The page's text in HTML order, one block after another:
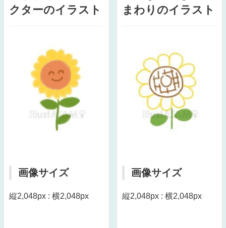
クターのイラスト
画像サイズ
縦2,048px : 横2,048px
まわりのイラスト
画像サイズ
縦2,048px : 横2,048px